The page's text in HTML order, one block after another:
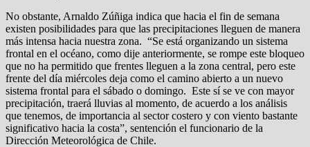
No obstante, Arnaldo Zúñiga indica que hacia el fin de semana
existen posibilidades para que las precipitaciones lleguen de manera
más intensa hacia nuestra zona. “Se está organizando un sistema
frontal en el océano, como dije anteriormente, se rompe este bloqueo
que no ha permitido que frentes lleguen a la zona central, pero este
frente del día miércoles deja como el camino abierto a un nuevo
sistema frontal para el sábado o domingo. Este sí se ve con mayor
precipitación, traerá lluvias al momento, de acuerdo a los análisis
que tenemos, de importancia al sector costero y con viento bastante
significativo hacia la costa”, sentención el funcionario de la
Dirección Meteorológica de Chile.